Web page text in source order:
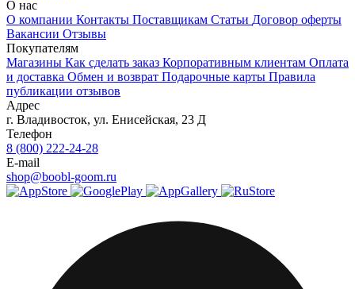
О нас
О компании Контакты Поставщикам Статьи Договор оферты
Вакансии Отзывы
Покупателям
Магазины Как сделать заказ Корпоративным клиентам Оплата
и доставка Обмен и возврат Подарочные карты Правила
публикации отзывов
Адрес
г. Владивосток, ул. Енисейская, 23 Д
Телефон
8 (800) 222-24-28
E-mail
shop@boobl-goom.ru